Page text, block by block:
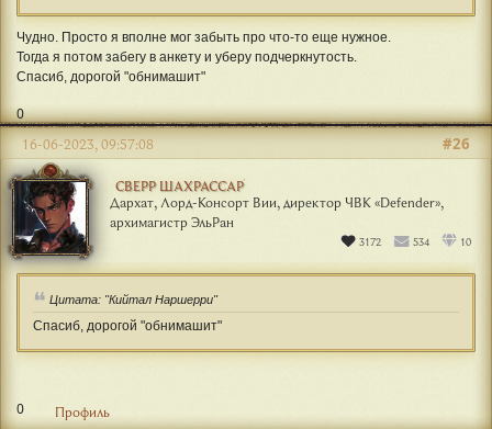
Чудно. Просто я вполне мог забыть про что-то еще нужное.
Тогда я потом забегу в анкету и уберу подчеркнутость.
Спасиб, дорогой "обнимашит"
0
СВЕРР ШАХРАССАР
Дархат, Лорд-Консорт Вии, директор ЧВК «Defender»,
архимагистр ЭльРан
3172 534 10
#26
16-06-2023, 09:57:08
Цитата: "Кийтал Наршерри"
Спасиб, дорогой "обнимашит"
0 Профиль